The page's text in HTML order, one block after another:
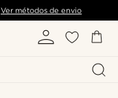
Ver métodos de envio